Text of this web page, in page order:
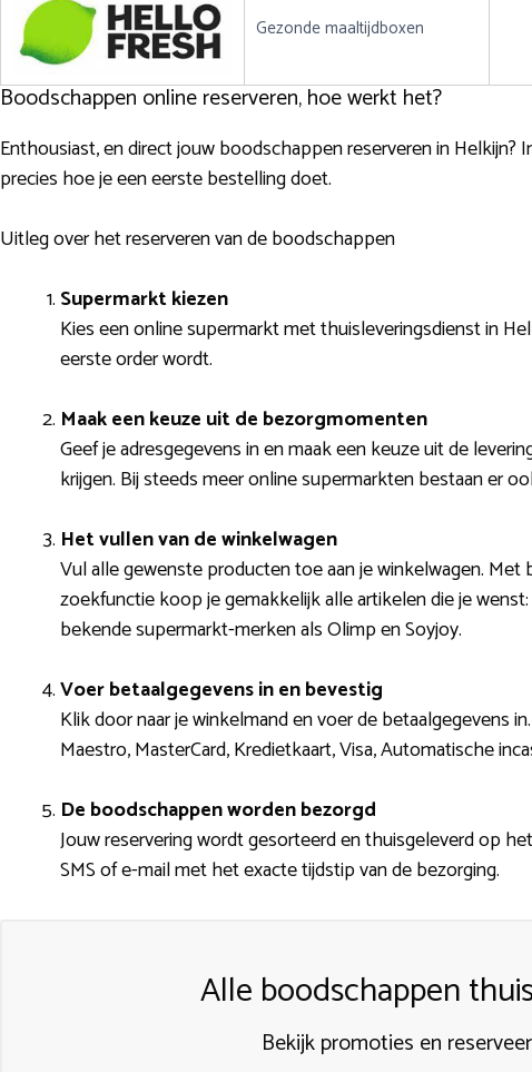
Gezonde maaltijdboxen
Boodschappen online reserveren, hoe werkt het?
Enthousiast, en direct jouw boodschappen reserveren in
precies hoe je een eerste bestelling doet.
Uitleg over het reserveren van de boodschappen
Supermarkt kiezen
Kies een online supermarkt met thuisleveringsdienst in
eerste order wordt.
Maak een keuze uit de bezorgmomenten
Geef je adresgegevens in en maak een keuze uit de
krijgen. Bij steeds meer online supermarkten bestaan er
Het vullen van de winkelwagen
Vul alle gewenste producten toe aan je winkelwagen.
zoekfunctie koop je gemakkelijk alle artikelen die je
bekende supermarkt-merken als Olimp en Soyjoy.
Voer betaalgegevens in en bevestig
Klik door naar je winkelmand en voer de betaalgegevens
Maestro, MasterCard, Kredietkaart, Visa, Automatische
De boodschappen worden bezorgd
Jouw reservering wordt gesorteerd en thuisgeleverd op
SMS of e-mail met het exacte tijdstip van de bezorging.
Alle boodschappen
Bekijk promoties en